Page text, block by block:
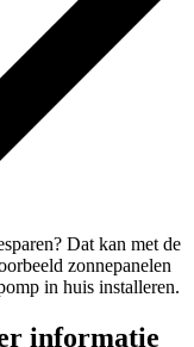
Dat kan met de
zonnepanelen
in huis installeren.
informatie